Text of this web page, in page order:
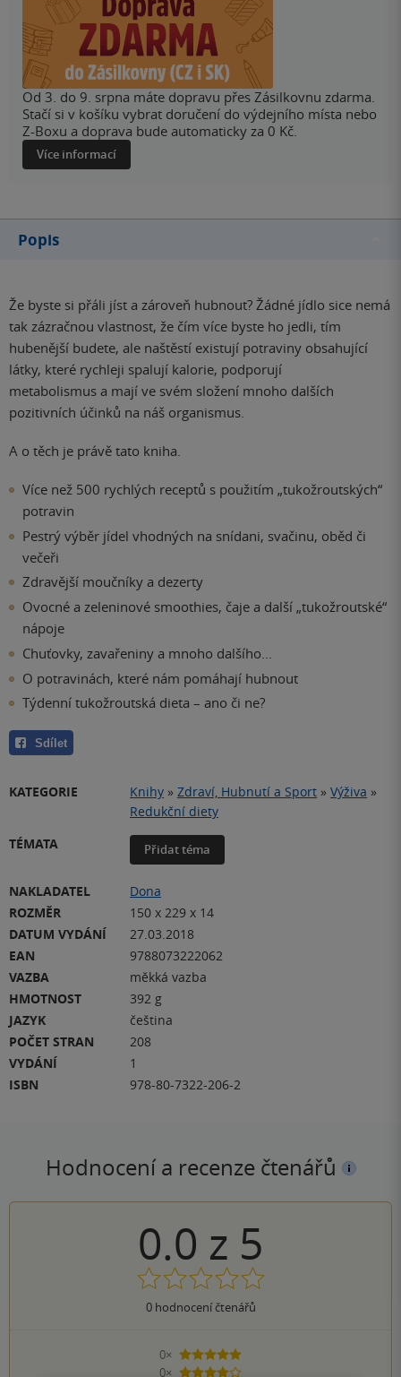
Od 3. do 9. srpna máte dopravu přes Zásilkovnu zdarma.
Stačí si v košíku vybrat doručení do výdejního místa nebo
Z-Boxu a doprava bude automaticky za 0 Kč.
Více informací
Popis
Že byste si přáli jíst a zároveň hubnout? Žádné jídlo sice nemá
tak zázračnou vlastnost, že čím více byste ho jedli, tím
hubenější budete, ale naštěstí existují potraviny obsahující
látky, které rychleji spalují kalorie, podporují
metabolismus a mají ve svém složení mnoho dalších
pozitivních účinků na náš organismus.
A o těch je právě tato kniha.
Více než 500 rychlých receptů s použitím „tukožroutských“
potravin
Pestrý výběr jídel vhodných na snídani, svačinu, oběd či
večeři
Zdravější moučníky a dezerty
Ovocné a zeleninové smoothies, čaje a další „tukožroutské“
nápoje
Chuťovky, zavařeniny a mnoho dalšího...
O potravinách, které nám pomáhají hubnout
Týdenní tukožroutská dieta – ano či ne?
Sdílet
KATEGORIE Knihy » Zdraví, Hubnutí a Sport » Výživa »
Redukční diety
TÉMATA
Přidat téma
NAKLADATEL
Dona
ROZMĚR
150 x 229 x 14
DATUM VYDÁNÍ
27.03.2018
EAN
9788073222062
VAZBA
měkká vazba
HMOTNOST
392 g
JAZYK
čeština
POČET STRAN
208
VYDÁNÍ
1
ISBN
978-80-7322-206-2
Hodnocení a recenze čtenářů
0.0 z 5
0hodnocení čtenářů
0×
5 hvězdiček
0×